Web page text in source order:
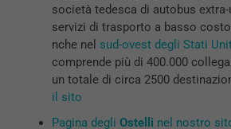
società tedesca di autobus
servizi di trasporto a basso
nche nel sud-ovest degli Stati
comprende più di 400.000
un totale di circa 2500
il sito
Pagina degli Ostelli nel nostro